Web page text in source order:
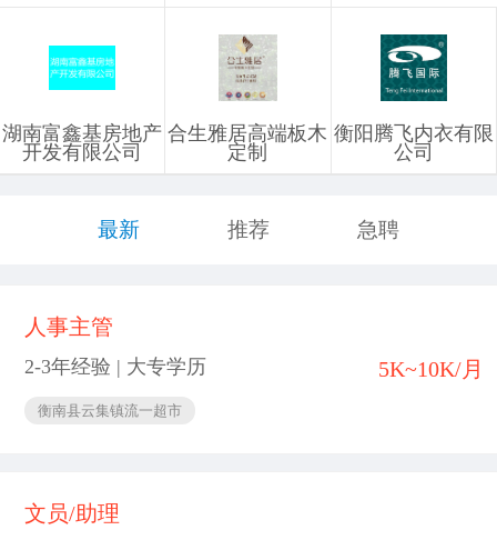
湖南富鑫基房地产
开发有限公司
合生雅居高端板木
定制
衡阳腾飞内衣有限
公司
最新 推荐 急聘
人事主管
2-3年经验 | 大专学历
衡南县云集镇流一超市
5K~10K/月
文员/助理